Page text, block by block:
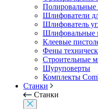
Шлифователи
Шлифователь
Шлифовальные
Клеевые
Фены
Строительные
Шуруповерты
Комплекты
Станки
Станки